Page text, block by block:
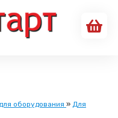
оборудования » Для